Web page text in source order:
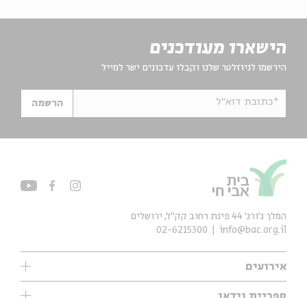
הישארו מעודכנים
הירשמו לניוזלטר שלנו וקבלו עדכונים ישר למייל
*כתובת דוא"ל הרשמה
אירועים
עיון
המלך ג'ורג' 44 פינת רחוב קק״ל, ירושלים
info@bac.org.il
02-6215300